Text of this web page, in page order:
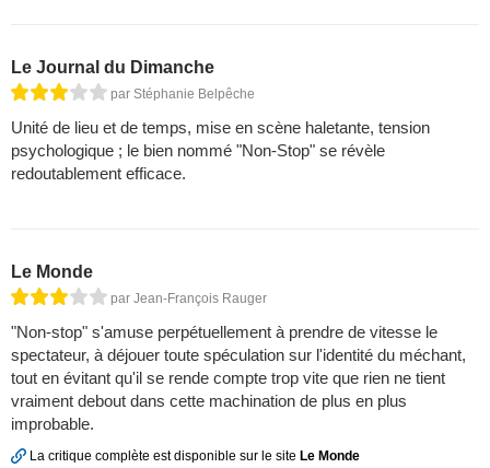
Le Journal du Dimanche
par Stéphanie Belpêche
Unité de lieu et de temps, mise en scène haletante, tension
psychologique ; le bien nommé "Non-Stop" se révèle
redoutablement efficace.
Le Monde
par Jean-François Rauger
"Non-stop" s'amuse perpétuellement à prendre de vitesse le
spectateur, à déjouer toute spéculation sur l'identité du méchant,
tout en évitant qu'il se rende compte trop vite que rien ne tient
vraiment debout dans cette machination de plus en plus
improbable.
La critique complète est disponible sur le site Le Monde